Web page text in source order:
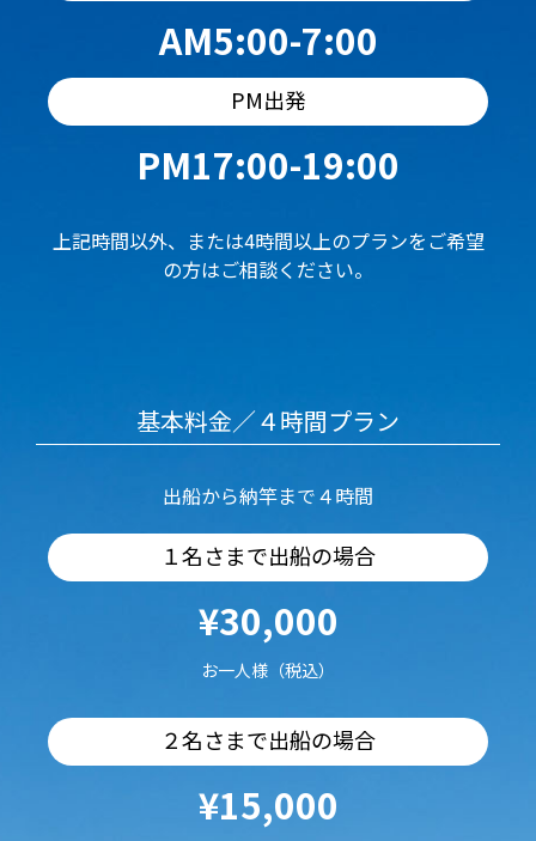
AM5:00-7:00
PM出発
PM17:00-19:00
上記時間以外、または4時間以上のプランをご希望
の方はご相談ください。
基本料金／４時間プラン
出船から納竿まで４時間
１名さまで出船の場合
¥30,000
お一人様（税込）
２名さまで出船の場合
¥15,000